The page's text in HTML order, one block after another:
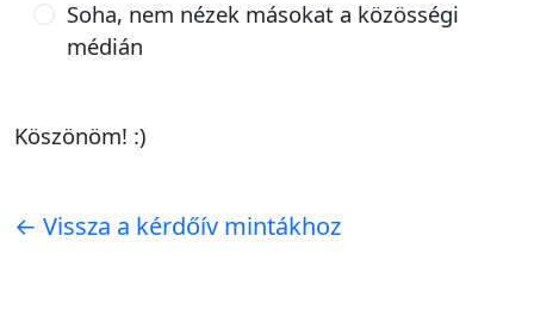
Soha, nem nézek másokat a közösségi
médián
Köszönöm! :)
← Vissza a kérdőív mintákhoz